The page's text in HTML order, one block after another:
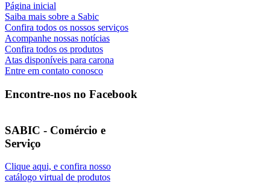
Página inicial
Saiba mais sobre a Sabic
Confira todos os nossos serviços
Acompanhe nossas notícias
Confira todos os produtos
Atas disponíveis para carona
Entre em contato conosco
Encontre-nos no Facebook
SABIC - Comércio e
Serviço
Clique aqui, e confira nosso
catálogo virtual de produtos